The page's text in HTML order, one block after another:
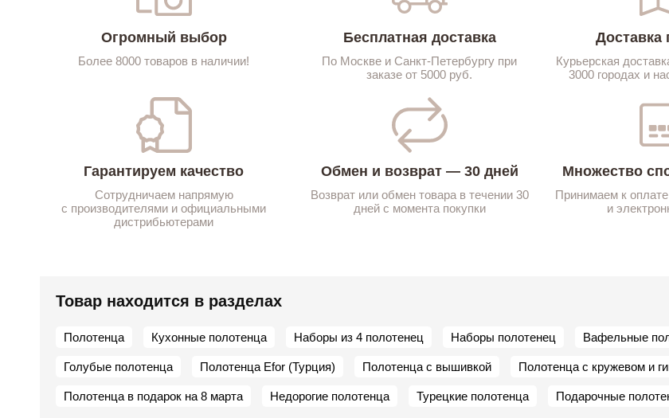
Огромный выбор
Более 8000 товаров в наличии!
Бесплатная доставка
По Москве и Санкт-Петербургу при
заказе от 5000 руб.
Доставка
Курьерская
3000 городах и
Гарантируем качество
Сотрудничаем напрямую
с производителями и официальными
дистрибьютерами
Обмен и возврат — 30 дней
Возврат или обмен товара в течении 30
дней с момента покупки
Множество
Принимаем к
и
Товар находится в разделах
Полотенца Кухонные полотенца Наборы из 4 полотенец Наборы полотенец Вафельные
Голубые полотенца Полотенца Efor (Турция) Полотенца с вышивкой Полотенца с кружевом и
Полотенца в подарок на 8 марта Недорогие полотенца Турецкие полотенца Подарочные